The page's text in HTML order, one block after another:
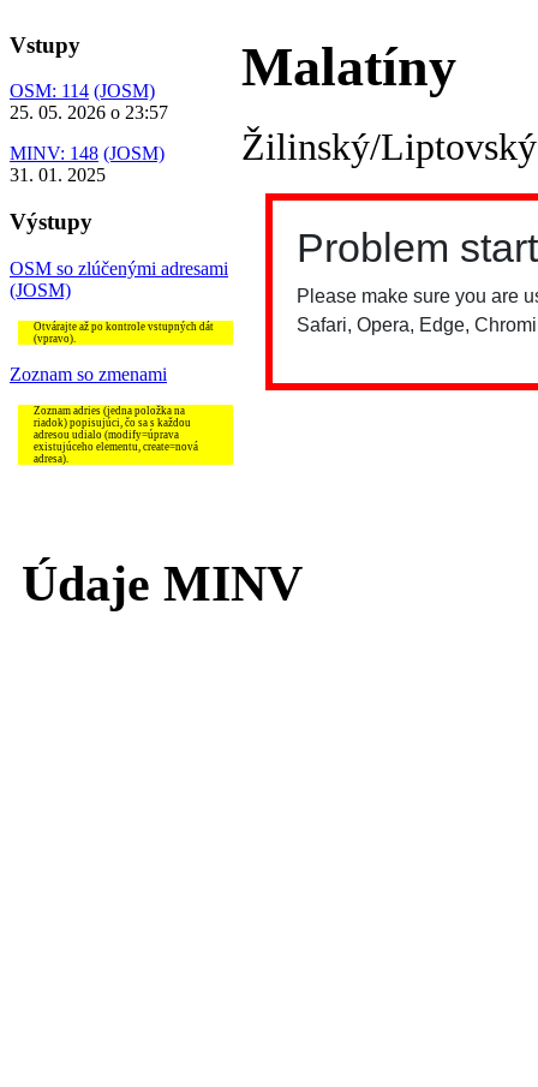
Vstupy
OSM: 114 (JOSM)
25. 05. 2026 o 23:57
MINV: 148 (JOSM)
31. 01. 2025
Výstupy
OSM so zlúčenými adresami
(JOSM)
Otvárajte až po kontrole vstupných dát
(vpravo).
Zoznam so zmenami
Zoznam adries (jedna položka na
riadok) popisujúci, čo sa s každou
adresou udialo (modify=úprava
existujúceho elementu, create=nová
adresa).
Malatíny
Žilinský/
Údaje MINV